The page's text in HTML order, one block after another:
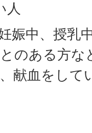
人
娠中、授乳
のある方な
献血をして